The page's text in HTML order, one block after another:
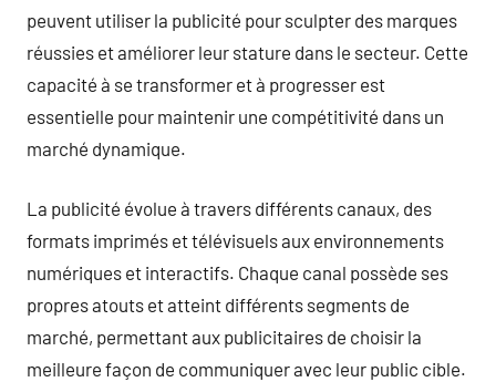
peuvent utiliser la publicité pour sculpter des marques
réussies et améliorer leur stature dans le secteur. Cette
capacité à se transformer et à progresser est
essentielle pour maintenir une compétitivité dans un
marché dynamique.
La publicité évolue à travers différents canaux, des
formats imprimés et télévisuels aux environnements
numériques et interactifs. Chaque canal possède ses
propres atouts et atteint différents segments de
marché, permettant aux publicitaires de choisir la
meilleure façon de communiquer avec leur public cible.